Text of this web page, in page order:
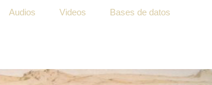
Audios Videos Bases de datos